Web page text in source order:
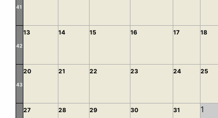
41
42
13 14 15 16 17 18
43
20 21 22 23 24 25
27 28 29 30 31 1